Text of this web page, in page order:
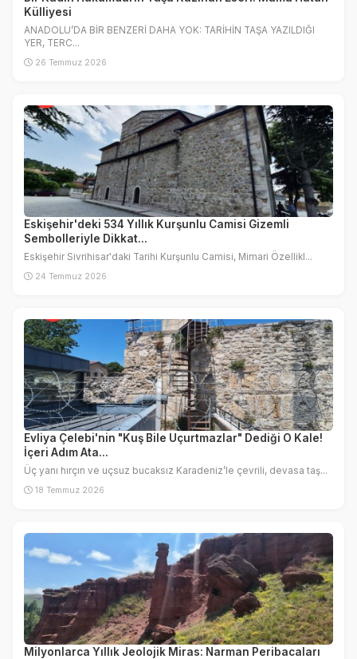
Külliyesi
ANADOLU’DA BİR BENZERİ DAHA YOK: TARİHİN TAŞA YAZILDIĞI
YER, TERC...
26 Temmuz 2026
Eskişehir'deki 534 Yıllık Kurşunlu Camisi Gizemli
Sembolleriyle Dikkat...
Eskişehir Sivrihisar'daki Tarihi Kurşunlu Camisi, Mimari Özellikl...
24 Temmuz 2026
Evliya Çelebi'nin "Kuş Bile Uçurtmazlar" Dediği O Kale!
İçeri Adım Ata...
Üç yanı hırçın ve uçsuz bucaksız Karadeniz’le çevrili, devasa taş...
18 Temmuz 2026
Milyonlarca Yıllık Jeolojik Miras: Narman Peribacaları